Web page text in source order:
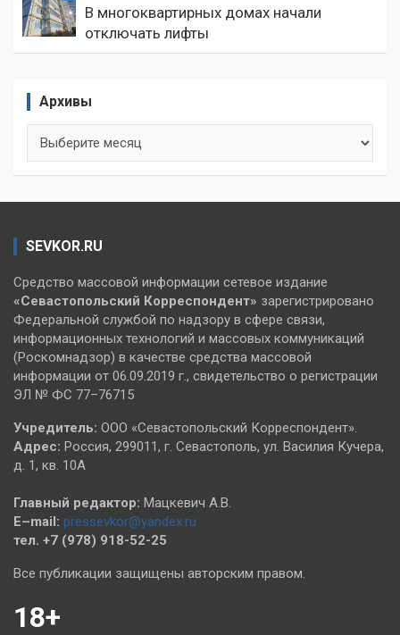
В многоквартирных домах начали
отключать лифты
Архивы
SEVKOR.RU
Средство массовой информации сетевое издание
«Севастопольский Корреспондент» зарегистрировано
Федеральной службой по надзору в сфере связи,
информационных технологий и массовых коммуникаций
(Роскомнадзор) в качестве средства массовой
информации от 06.09.2019 г., свидетельство о регистрации
ЭЛ № ФС 77–76715
Учредитель: ООО «Севастопольский Корреспондент».
Адрес: Россия, 299011, г. Севастополь, ул. Василия Кучера,
д. 1, кв. 10А
Главный редактор: Мацкевич А.В.
E–mail: pressevkor@yandex.ru
тел. +7 (978) 918-52-25
Все публикации защищены авторским правом.
18+